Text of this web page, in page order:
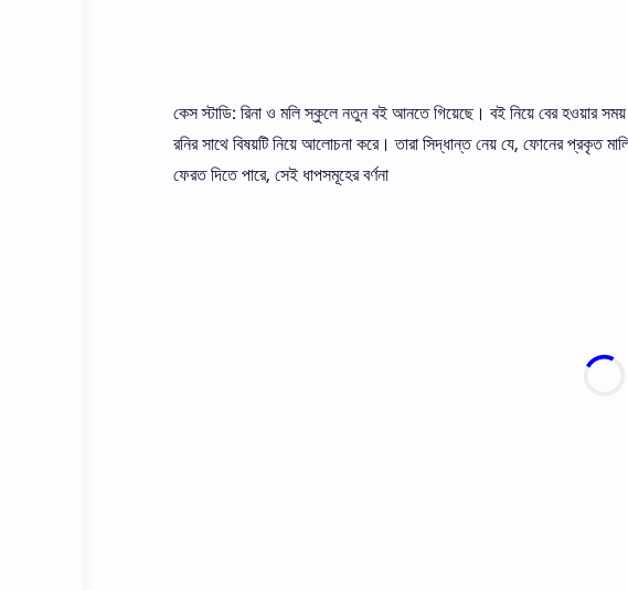
কেস স্টাডি: রিনা ও মলি স্কুলে নতুন বই আনতে গিয়েছে। বই নিয়ে বের হওয়ার সময়
রনির সাথে বিষয়টি নিয়ে আলােচনা করে। তারা সিদ্ধান্ত নেয় যে, ফোনের প্রকৃত
ফেরত দিতে পারে, সেই ধাপসমূহের বর্ণনা